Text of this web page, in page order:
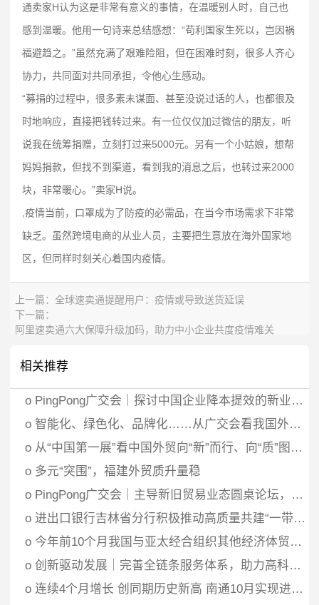
通卖家H认为这是非常有意义的事情，在温暖别人时，自己也
感到温暖。他用一句诗来总结感想：“苟利国家生死以，岂因祸
福避趋之。”虽然充满了艰难险阻，但在困难时刻，很多人齐心
协力，共同面对共同承担，令他心生感动。
“募捐的过程中，很多素未谋面、甚至没说过话的人，也都很及
时地响应，直接把钱转过来。有一位仅仅加过微信的朋友，听
说我在统筹捐赠，立刻打过来5000元。另有一个小姑娘，想帮
妈妈捐款，但找不到渠道，看到我的消息之后，也转过来2000
块，非常暖心。”卖家H说。
,疫情当前，口罩成为了防疫的必需品，在当今市场需求下非常
缺乏。虽然跨境电商的从业人员，主要把生意放在海外国家地
区，但同样时刻关心着国内疫情。
上一篇： 全球速卖通提醒用户：疫情或导致送货延误
下一篇：
阿里速卖通六大保障升级加码，助力中小企业共度疫情难关
相关推荐
o PingPong广交会｜探讨中国企业降本提效的新业态、新模式，为外贸企业全方位赋能
o 智能化、绿色化、品牌化……从广交会看我国外贸发展新趋势→
o 从“中国第一展”看中国外贸向“新”而行、向“质”图强、点“绿”成金
o 多元“突围”，福建外贸质升量稳
o PingPong广交会｜主导新旧贸易业态圆桌论坛，获取更多全球前沿资讯
o 进出口银行吉林省分行积极推动高质量共建“一带一路”促进非洲来料加工贸易发展
o 今年前10个月我国与亚太经合组织其他经济体贸易额创历史同期新高
o 创新驱动发展｜完善全链条服务体系，助力高科技民营企业“出海”！
o 连续4个月增长 创同期历史新高 南通10月实现进出口324.6亿元